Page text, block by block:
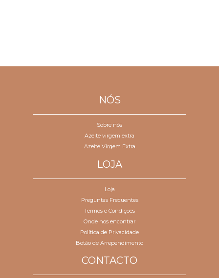
NÓS
Sobre nós
Azeite virgem extra
Azeite Virgem Extra
LOJA
Loja
Preguntas Frecuentes
Termos e Condições
Onde nos encontrar
Política de Privacidade
Botão de Arrependimento
CONTACTO